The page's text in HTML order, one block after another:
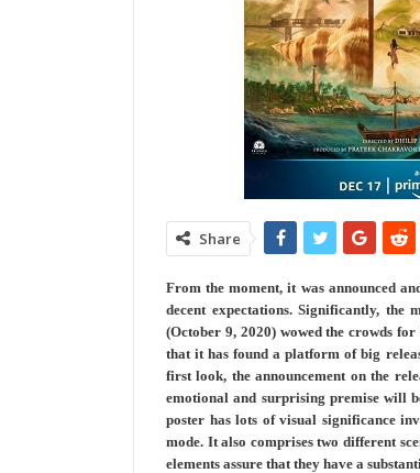
Share
From the moment, it was announced
decent expectations. Significantly,
(October 9, 2020) wowed the crowds
that it has found a platform of big
first look, the announcement on the
emotional and surprising premise will
poster has lots of visual significance
mode. It also comprises two different
elements assure that they have a